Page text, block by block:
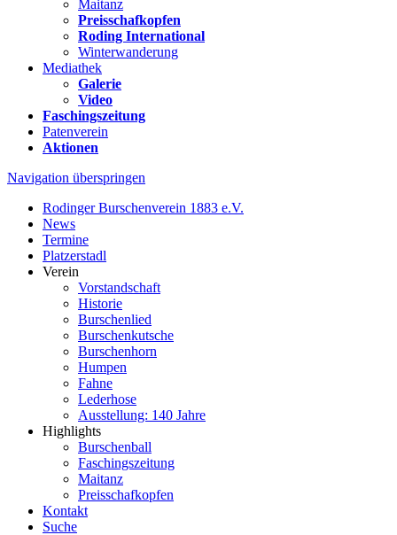
Maitanz
Preisschafkopfen
Roding International
Winterwanderung
Mediathek
Galerie
Video
Faschingszeitung
Patenverein
Aktionen
Navigation überspringen
Rodinger Burschenverein 1883 e.V.
News
Termine
Platzerstadl
Verein
Vorstandschaft
Historie
Burschenlied
Burschenkutsche
Burschenhorn
Humpen
Fahne
Lederhose
Ausstellung: 140 Jahre
Highlights
Burschenball
Faschingszeitung
Maitanz
Preisschafkopfen
Kontakt
Suche